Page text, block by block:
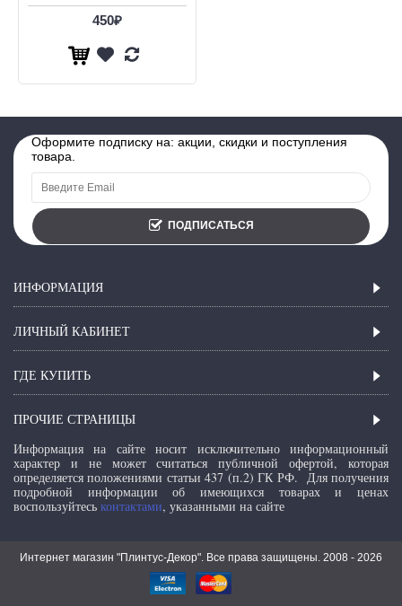
450₽
Оформите подписку на: акции, скидки и поступления
товара.
ПОДПИСАТЬСЯ
ИНФОРМАЦИЯ
ЛИЧНЫЙ КАБИНЕТ
ГДЕ КУПИТЬ
ПРОЧИЕ СТРАНИЦЫ
Информация на сайте носит исключительно информационный
характер и не может считаться публичной офертой, которая
определяется положениями статьи 437 (п.2) ГК РФ. Для получения
подробной информации об имеющихся товарах и ценах
воспользуйтесь контактами, указанными на сайте
Интернет магазин "Плинтус-Декор". Все права защищены. 2008 - 2026